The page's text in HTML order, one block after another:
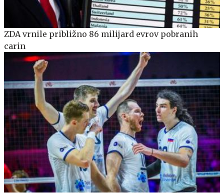
ZDA vrnile približno 86 milijard evrov pobranih
carin